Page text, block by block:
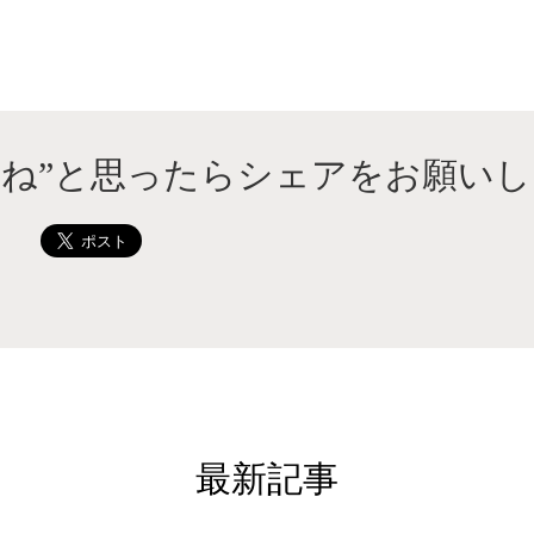
”と思ったらシェアをお願い
最新記事